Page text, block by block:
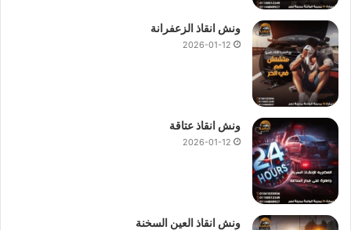
ونش انقاذ الزعفرانة
2026-01-12
ونش انقاذ عتاقة
2026-01-12
ونش انقاذ العين السخنة